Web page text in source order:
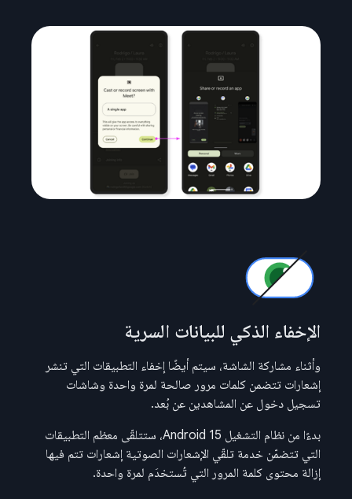
الإخفاء الذكي للبيانات السرية
وأثناء مشاركة الشاشة، سيتم أيضًا إخفاء التطبيقات التي تنشر
إشعارات تتضمن كلمات مرور صالحة لمرة واحدة وشاشات
تسجيل دخول عن المشاهدين عن بُعد.
بدءًا من نظام التشغيل Android 15، ستتلقّى معظم التطبيقات
التي تتضمّن خدمة تلقّي الإشعارات الصوتية إشعارات تتم فيها
إزالة محتوى كلمة المرور التي تُستخدَم لمرة واحدة.